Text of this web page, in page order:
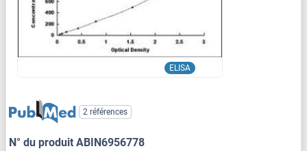
ELISA
2 références
N° du produit ABIN6956778